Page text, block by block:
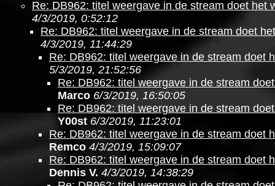
Re: DB962: titel weergave in de stream doet het
4/3/2019, 0:52:12
Re: DB962: titel weergave in de stream doet
4/3/2019, 11:44:29
Re: DB962: titel weergave in de stream doet
5/3/2019, 21:52:56
Re: DB962: titel weergave in de stream
Marco 6/3/2019, 16:50:05
Re: DB962: titel weergave in de stream
Y00st 6/3/2019, 11:23:01
Re: DB962: titel weergave in de stream doet
Remco 4/3/2019, 15:09:07
Re: DB962: titel weergave in de stream doet
Dennis V. 4/3/2019, 14:38:29